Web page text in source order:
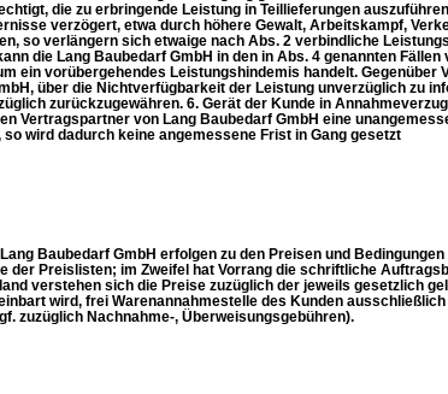
die zu erbringende Leistung in Teillieferungen
verzögert, etwa durch höhere Gewalt, Arbeitskampf,
so verlängern sich etwaige nach Abs. 2 verbindliche
die Lang Baubedarf GmbH in den in Abs. 4 genannten Fällen
ein vorübergehendes Leistungshindemis handelt. Gegenüber
über die Nichtverfügbarkeit der Leistung unverzüglich zu
zurückzugewähren. 6. Gerät der Kunde in
Vertragspartner von Lang Baubedarf GmbH eine
wird dadurch keine angemessene Frist in Gang gesetzt
Baubedarf GmbH erfolgen zu den Preisen und
der Preislisten; im Zweifel hat Vorrang die schriftliche
verstehen sich die Preise zuzüglich der jeweils gesetzlich
wird, frei Warenannahmestelle des Kunden ausschließlich
zuzüglich Nachnahme-, Überweisungsgebühren).